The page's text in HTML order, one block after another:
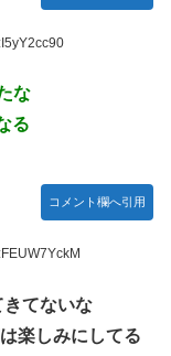
な
る
コメント欄へ引用
てないな
楽しみにしてる